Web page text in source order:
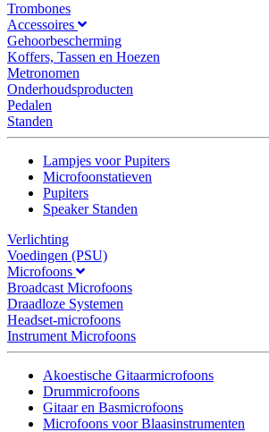
Trombones
Accessoires
Gehoorbescherming
Koffers, Tassen en Hoezen
Metronomen
Onderhoudsproducten
Pedalen
Standen
Lampjes voor Pupiters
Microfoonstatieven
Pupiters
Speaker Standen
Verlichting
Voedingen (PSU)
Microfoons
Broadcast Microfoons
Draadloze Systemen
Headset-microfoons
Instrument Microfoons
Akoestische Gitaarmicrofoons
Drummicrofoons
Gitaar en Basmicrofoons
Microfoons voor Blaasinstrumenten